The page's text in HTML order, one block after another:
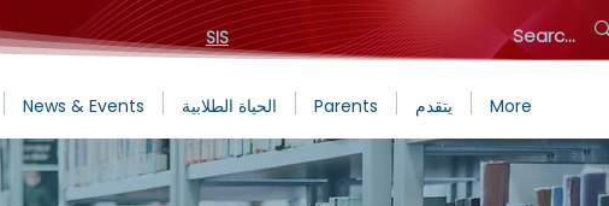
SIS
News & Events الحياة الطلابية Parents يتقدم More